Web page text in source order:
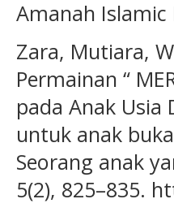
Amanah Islamic
Zara, Mutiara,
Permainan “
pada Anak
untuk anak
Seorang anak
5(2), 825–835.